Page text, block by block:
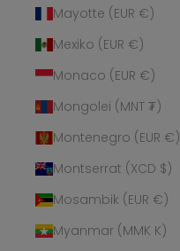
Mayotte (EUR €)
Mexiko (EUR €)
Monaco (EUR €)
Mongolei (MNT ₮)
Montenegro (EUR €)
Montserrat (XCD $)
Mosambik (EUR €)
Myanmar (MMK K)